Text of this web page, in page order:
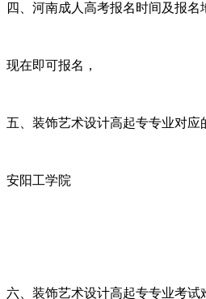
四、河南成人高考报名时间及报名
现在即可报名，
五、装饰艺术设计高起专专业对应
安阳工学院
六、装饰艺术设计高起专专业考试